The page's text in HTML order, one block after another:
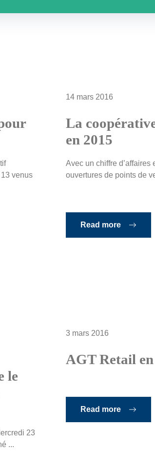
venus
14 mars 2016
La
en 2015
Avec un chiffre
ouvertures de points de
Read more
le
23
...
3 mars 2016
AGT Retail
Read more